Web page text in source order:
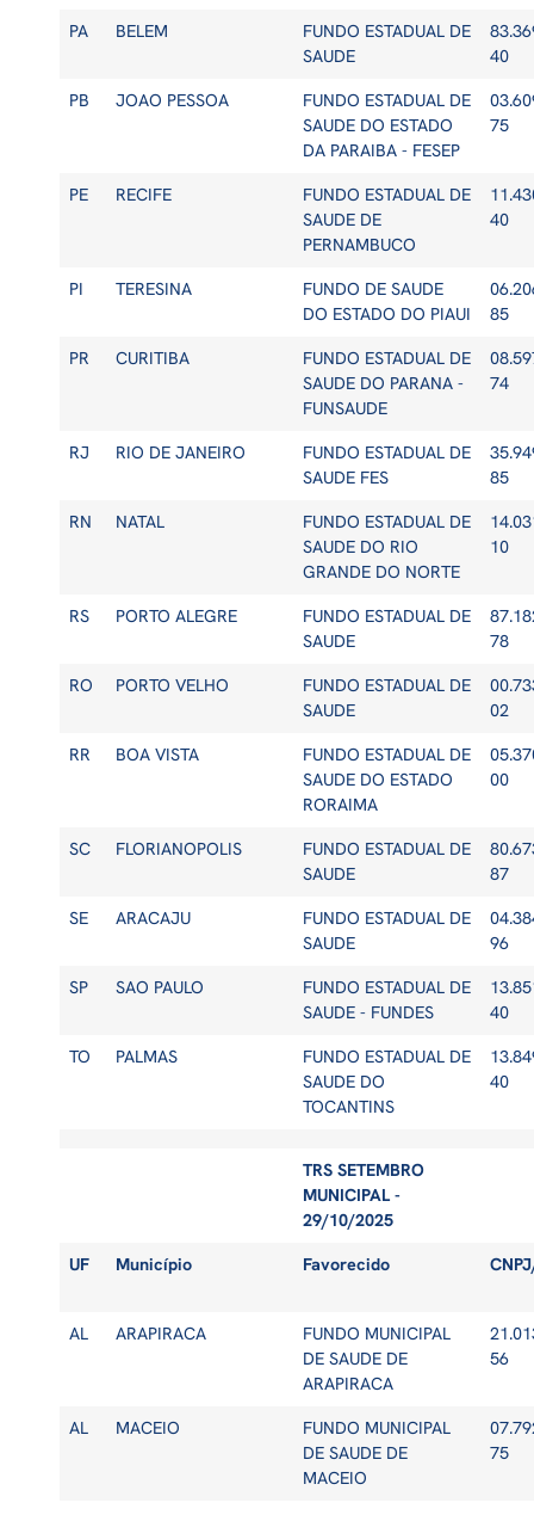
PA BELEM
FUNDO ESTADUAL DE
SAUDE
40
PB JOAO PESSOA
FUNDO ESTADUAL DE
SAUDE DO ESTADO
DA PARAIBA - FESEP
75
PE RECIFE
FUNDO ESTADUAL DE
SAUDE DE
PERNAMBUCO
40
PI TERESINA
FUNDO DE SAUDE
DO ESTADO DO PIAUI
85
PR CURITIBA
FUNDO ESTADUAL DE
SAUDE DO PARANA -
FUNSAUDE
74
RJ RIO DE JANEIRO
FUNDO ESTADUAL DE
SAUDE FES
85
RN NATAL
FUNDO ESTADUAL DE
SAUDE DO RIO
GRANDE DO NORTE
10
RS PORTO ALEGRE
FUNDO ESTADUAL DE
SAUDE
78
RO PORTO VELHO
FUNDO ESTADUAL DE
SAUDE
02
RR BOA VISTA
FUNDO ESTADUAL DE
SAUDE DO ESTADO
RORAIMA
00
SC FLORIANOPOLIS
FUNDO ESTADUAL DE
SAUDE
87
SE ARACAJU
FUNDO ESTADUAL DE
SAUDE
96
SP SAO PAULO
FUNDO ESTADUAL DE
SAUDE - FUNDES
40
TO PALMAS
FUNDO ESTADUAL DE
SAUDE DO
TOCANTINS
40
TRS SETEMBRO
MUNICIPAL -
29/10/2025
UF Município Favorecido
AL ARAPIRACA
FUNDO MUNICIPAL
DE SAUDE DE
ARAPIRACA
56
AL MACEIO
FUNDO MUNICIPAL
DE SAUDE DE
MACEIO
75